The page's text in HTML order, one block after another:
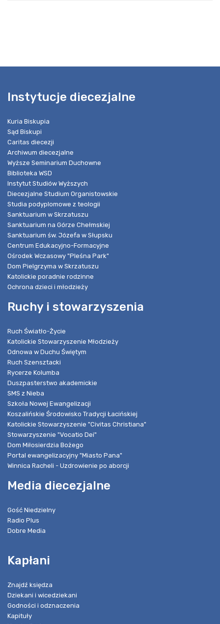
Instytucje diecezjalne
Kuria Biskupia
Sąd Biskupi
Caritas diecezji
Archiwum diecezjalne
Wyższe Seminarium Duchowne
Biblioteka WSD
Instytut Studiów Wyższych
Diecezjalne Studium Organistowskie
Studia podyplomowe z teologii
Sanktuarium w Skrzatuszu
Sanktuarium na Górze Chełmskiej
Sanktuarium św. Józefa w Słupsku
Centrum Edukacyjno-Formacyjne
Ośrodek Wczasowy "Pleśna Park"
Dom Pielgrzyma w Skrzatuszu
Katolickie poradnie rodzinne
Ochrona dzieci i młodzieży
Ruchy i stowarzyszenia
Ruch Światło-Życie
Katolickie Stowarzyszenie Młodzieży
Odnowa w Duchu Świętym
Ruch Szensztacki
Rycerze Kolumba
Duszpasterstwo akademickie
SMS z Nieba
Szkoła Nowej Ewangelizacji
Koszalińskie Środowisko Tradycji Łacińskiej
Katolickie Stowarzyszenie "Civitas Christiana"
Stowarzyszenie "Vocatio Dei"
Dom Miłosierdzia Bożego
Portal ewangelizacyjny "Miasto Pana"
Winnica Racheli - Uzdrowienie po aborcji
Media diecezjalne
Gość Niedzielny
Radio Plus
Dobre Media
Kapłani
Znajdź księdza
Dziekani i wicedziekani
Godności i odznaczenia
Kapituły